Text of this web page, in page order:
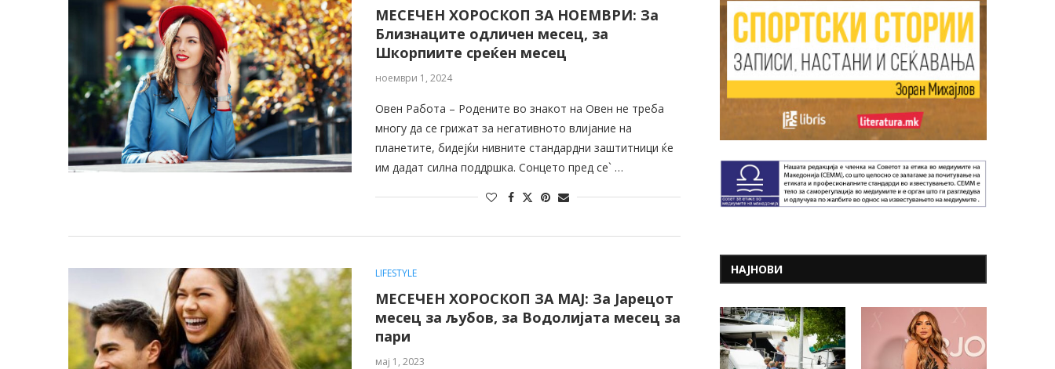
МЕСЕЧЕН ХОРОСКОП ЗА НОЕМВРИ: За
Близнаците одличен месец, за
Шкорпиите среќен месец
ноември 1, 2024
Овен Работа – Родените во знакот на Овен не треба
многу да се грижат за негативното влијание на
планетите, бидејќи нивните стандардни заштитници ќе
им дадат силна поддршка. Сонцето пред се` …
LIFESTYLE
МЕСЕЧЕН ХОРОСКОП ЗА МАЈ: За Јарецот
месец за љубов, за Водолијата месец за
пари
мај 1, 2023
НАЈНОВИ